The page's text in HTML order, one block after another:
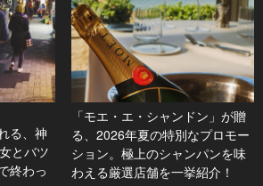
る、神
とバツ
終わっ
「モエ・エ・シャンドン」が贈
る、2026年夏の特別なプロモー
ション。極上のシャンパンを味
わえる厳選店舗を一挙紹介！